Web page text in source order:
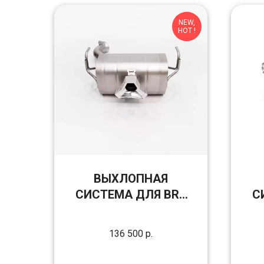
NEW,
HOT !
ВЫХЛОПНАЯ
СИСТЕМА ДЛЯ BRP
OUTLANDER G3
136 500 р.